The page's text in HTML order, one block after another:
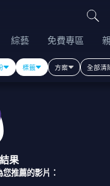
綜藝 免費專區
標籤 方案 全部清
果
推薦的影片：